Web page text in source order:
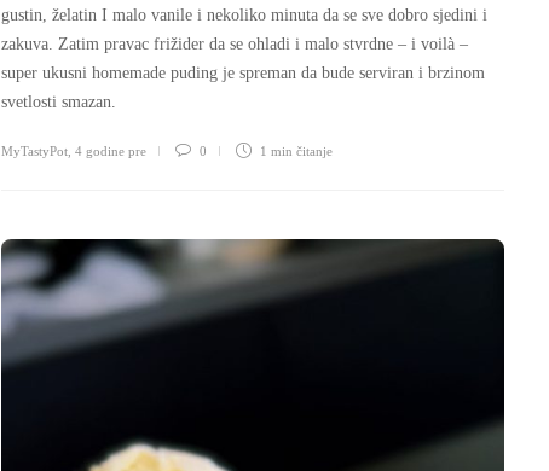
gustin, želatin I malo vanile i nekoliko minuta da se sve dobro sjedini i
zakuva. Zatim pravac frižider da se ohladi i malo stvrdne – i voilà –
super ukusni homemade puding je spreman da bude serviran i brzinom
svetlosti smazan.
MyTastyPot 4 godine pre 0 1 min čitanje